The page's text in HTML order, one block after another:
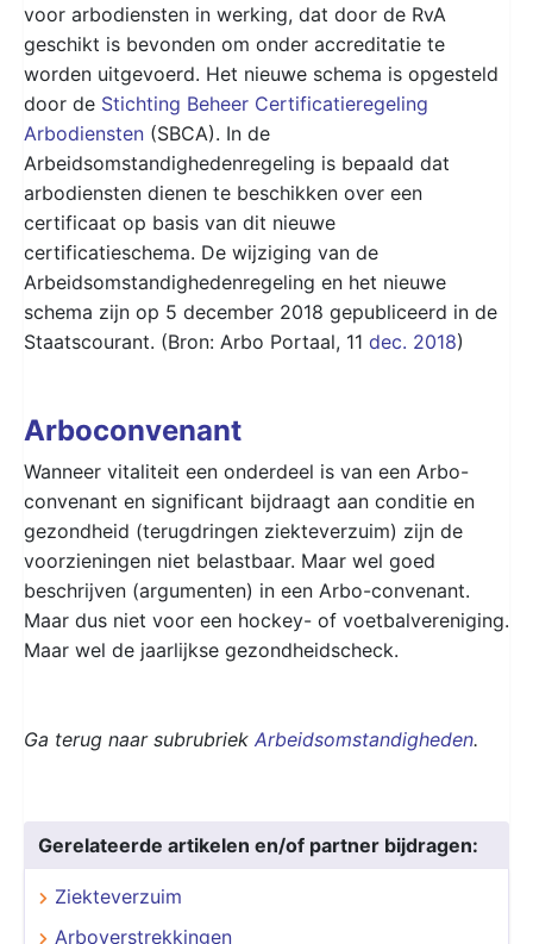
voor arbodiensten in werking, dat door de RvA
geschikt is bevonden om onder accreditatie te
worden uitgevoerd. Het nieuwe schema is opgesteld
door de Stichting Beheer Certificatieregeling
Arbodiensten (SBCA). In de
Arbeidsomstandighedenregeling is bepaald dat
arbodiensten dienen te beschikken over een
certificaat op basis van dit nieuwe
certificatieschema. De wijziging van de
Arbeidsomstandighedenregeling en het nieuwe
schema zijn op 5 december 2018 gepubliceerd in de
Staatscourant. (Bron: Arbo Portaal, 11 dec. 2018)
Arboconvenant
Wanneer vitaliteit een onderdeel is van een Arbo-
convenant en significant bijdraagt aan conditie en
gezondheid (terugdringen ziekteverzuim) zijn de
voorzieningen niet belastbaar. Maar wel goed
beschrijven (argumenten) in een Arbo-convenant.
Maar dus niet voor een hockey- of voetbalvereniging.
Maar wel de jaarlijkse gezondheidscheck.
Ga terug naar subrubriek Arbeidsomstandigheden.
Gerelateerde artikelen en/of partner bijdragen:
Ziekteverzuim
Arboverstrekkingen